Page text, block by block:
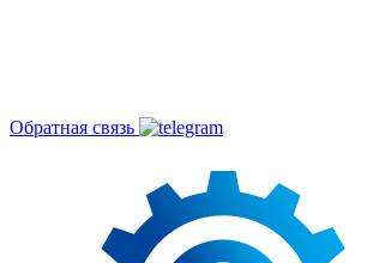
Обратная связь